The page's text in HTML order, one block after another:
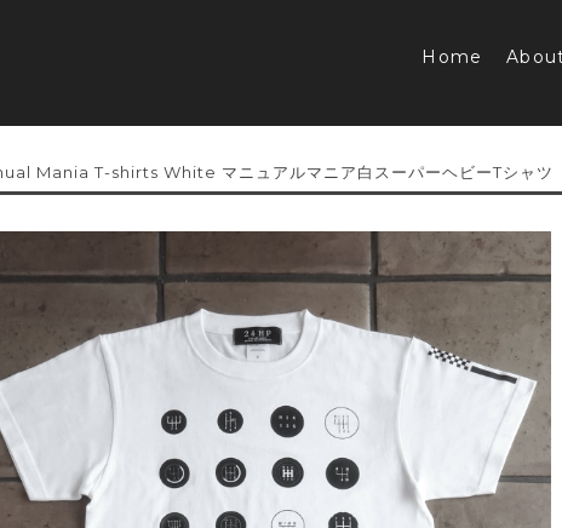
Home
Mania T-shirts White マニュアルマニア白スーパーヘビーTシャツ